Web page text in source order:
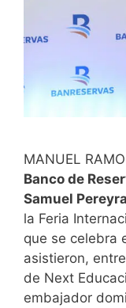
MANUEL
Banco de
Samuel Pereyra
la Feria
que se celebra
asistieron,
de Next
embajador